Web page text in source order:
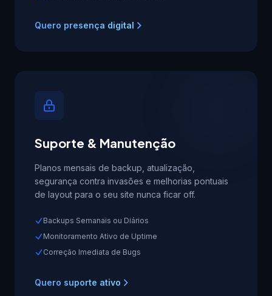
Quero presença digital
Suporte & Manutenção
Planos mensais de backup, atualização,
segurança contra invasões e melhorias pontuais
de layout para o seu site nunca ficar off.
Backups Semanais ou Diários
Monitoramento Ativo de Uptime
Correção Imediata de Bugs
Quero suporte ativo